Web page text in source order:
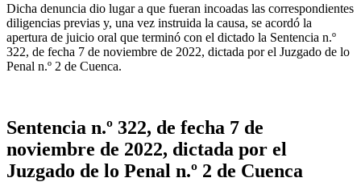
Dicha denuncia dio lugar a que fueran incoadas las correspondientes
diligencias previas y, una vez instruida la causa, se acordó la
apertura de juicio oral que terminó con el dictado la Sentencia n.º
322, de fecha 7 de noviembre de 2022, dictada por el Juzgado de lo
Penal n.º 2 de Cuenca.
Sentencia n.º 322, de fecha 7 de
noviembre de 2022, dictada por el
Juzgado de lo Penal n.º 2 de Cuenca